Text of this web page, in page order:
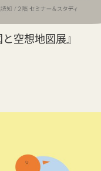
空想地図展』